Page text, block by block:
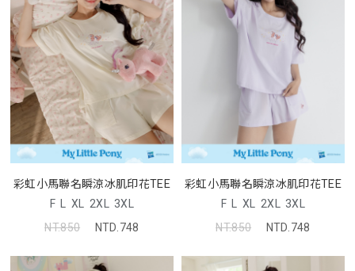
彩虹小馬聯名瞬涼冰肌印花TEE
F L XL 2XL 3XL
NT.850
NTD.748
彩虹小馬聯名瞬涼冰肌印花TEE
F L XL 2XL 3XL
NT.850
NTD.748